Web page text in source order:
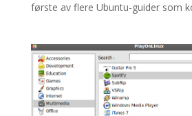
første av flere Ubuntu-guider som